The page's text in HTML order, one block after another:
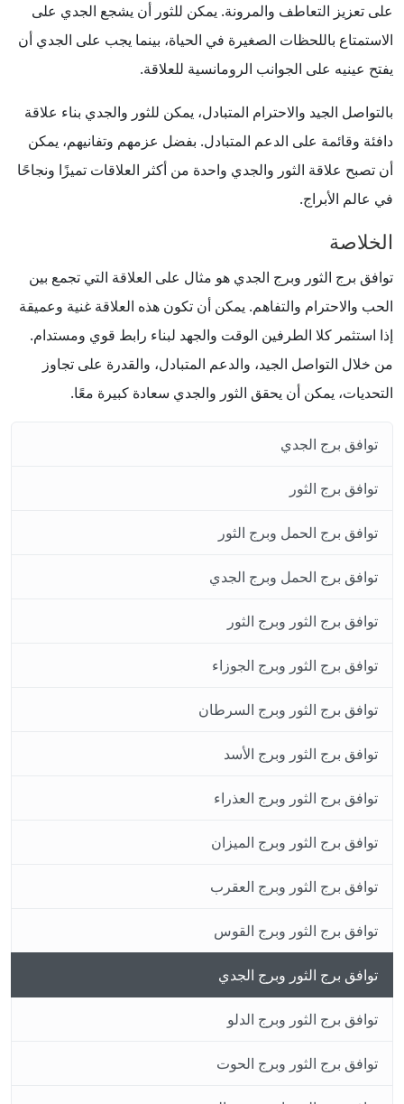
على تعزيز التعاطف والمرونة. يمكن للثور أن يشجع الجدي على
الاستمتاع باللحظات الصغيرة في الحياة، بينما يجب على الجدي أن
يفتح عينيه على الجوانب الرومانسية للعلاقة.
بالتواصل الجيد والاحترام المتبادل، يمكن للثور والجدي بناء علاقة
دافئة وقائمة على الدعم المتبادل. بفضل عزمهم وتفانيهم، يمكن
أن تصبح علاقة الثور والجدي واحدة من أكثر العلاقات تميزًا ونجاحًا
في عالم الأبراج.
الخلاصة
توافق برج الثور وبرج الجدي هو مثال على العلاقة التي تجمع بين
الحب والاحترام والتفاهم. يمكن أن تكون هذه العلاقة غنية وعميقة
إذا استثمر كلا الطرفين الوقت والجهد لبناء رابط قوي ومستدام.
من خلال التواصل الجيد، والدعم المتبادل، والقدرة على تجاوز
التحديات، يمكن أن يحقق الثور والجدي سعادة كبيرة معًا.
توافق برج الجدي
توافق برج الثور
توافق برج الحمل وبرج الثور
توافق برج الحمل وبرج الجدي
توافق برج الثور وبرج الثور
توافق برج الثور وبرج الجوزاء
توافق برج الثور وبرج السرطان
توافق برج الثور وبرج الأسد
توافق برج الثور وبرج العذراء
توافق برج الثور وبرج الميزان
توافق برج الثور وبرج العقرب
توافق برج الثور وبرج القوس
توافق برج الثور وبرج الجدي
توافق برج الثور وبرج الدلو
توافق برج الثور وبرج الحوت